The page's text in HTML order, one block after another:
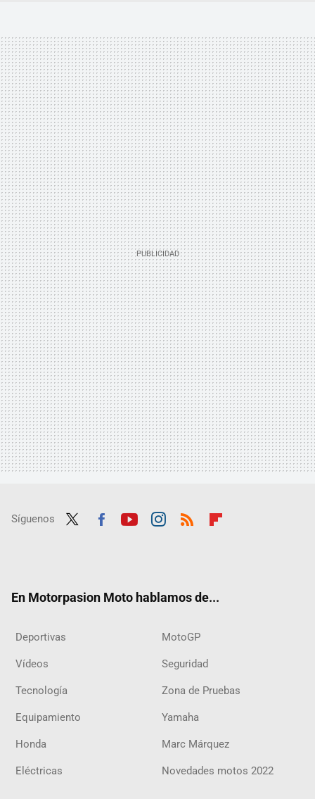
Síguenos
En Motorpasion Moto hablamos de...
Deportivas MotoGP
Vídeos Seguridad
Tecnología Zona de Pruebas
Equipamiento Yamaha
Honda Marc Márquez
Eléctricas Novedades motos 2022